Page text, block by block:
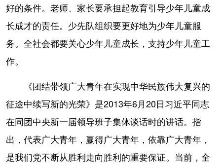
好的条件。老师、家长要承担起教育引导少年儿童成
长成才的责任。少先队组织要更好地为少年儿童服
务。全社会都要关心少年儿童成长，支持少年儿童工
作。
《团结带领广大青年在实现中华民族伟大复兴的
征途中续写新的光荣》是2013年6月20日习近平同志
在同团中央新一届领导班子集体谈话时的讲话。指
出，代表广大青年，赢得广大青年，依靠广大青年，
是我们党不断从胜利走向胜利的重要保证。当前，全